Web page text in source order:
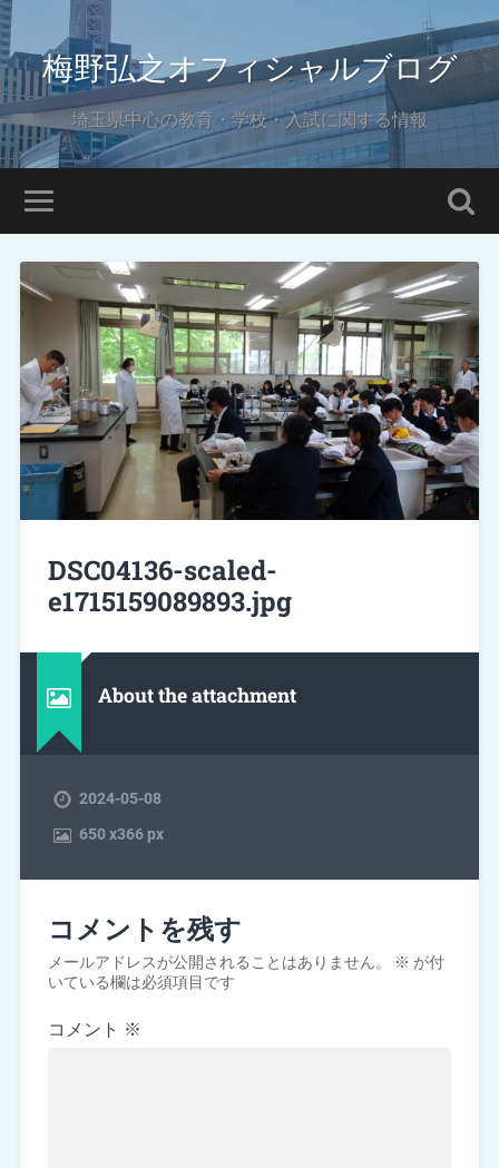
梅野弘之オフィシャルブログ
埼玉県中心の教育・学校・入試に関する情報
DSC04136-scaled-
e1715159089893.jpg
About the attachment
2024-05-08
650x366 px
コメントを残す
メールアドレスが公開されることはありません。 ※ が付
いている欄は必須項目です
コメント ※